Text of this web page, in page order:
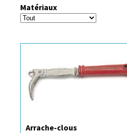
Matériaux
Arrache-clous